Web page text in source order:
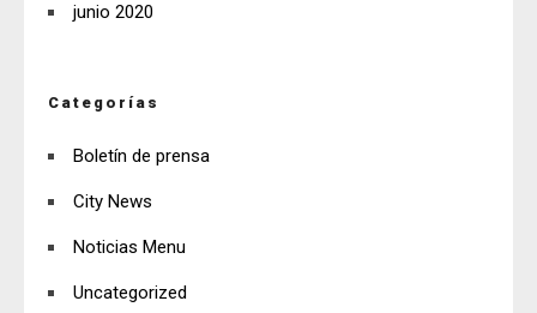
junio 2020
Categorías
Boletín de prensa
City News
Noticias Menu
Uncategorized